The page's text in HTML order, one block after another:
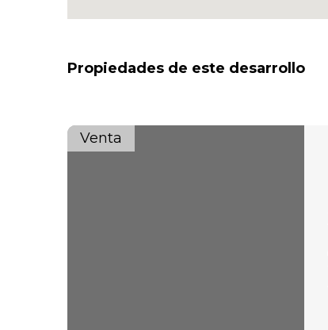
Propiedades de este desarrollo
Venta